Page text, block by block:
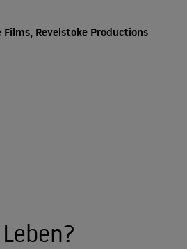
Films, Revelstoke Productions